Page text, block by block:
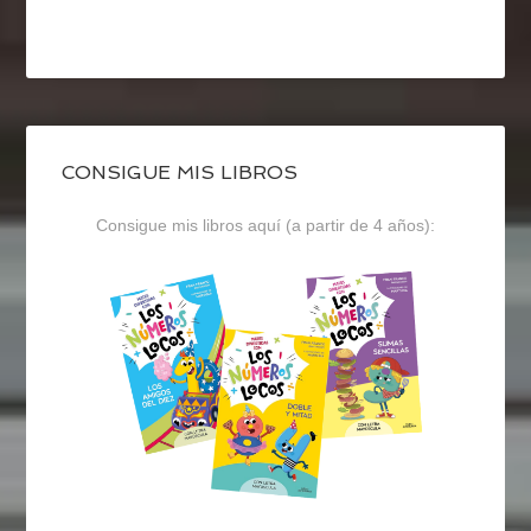
CONSIGUE MIS LIBROS
Consigue mis libros aquí (a partir de 4 años):